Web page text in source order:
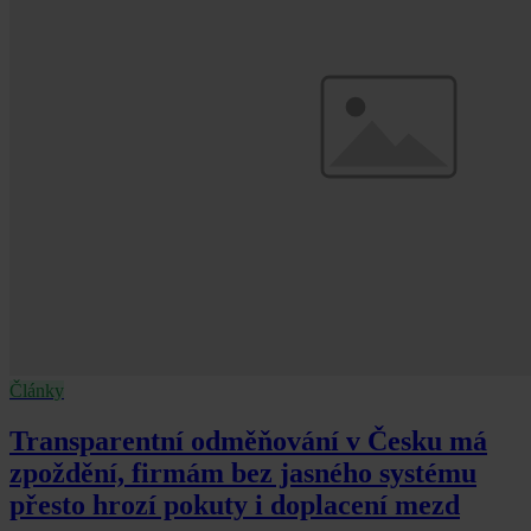
Články
Transparentní odměňování v Česku má
zpoždění, firmám bez jasného systému
přesto hrozí pokuty i doplacení mezd